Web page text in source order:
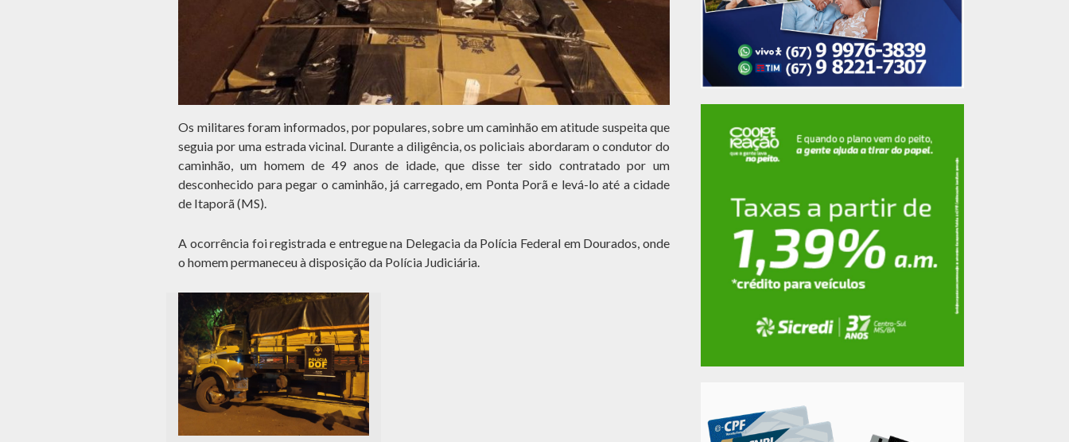
Os militares foram informados, por populares, sobre um caminhão em atitude suspeita que
seguia por uma estrada vicinal. Durante a diligência, os policiais abordaram o condutor do
caminhão, um homem de 49 anos de idade, que disse ter sido contratado por um
desconhecido para pegar o caminhão, já carregado, em Ponta Porã e levá-lo até a cidade
de Itaporã (MS).
A ocorrência foi registrada e entregue na Delegacia da Polícia Federal em Dourados, onde
o homem permaneceu à disposição da Polícia Judiciária.